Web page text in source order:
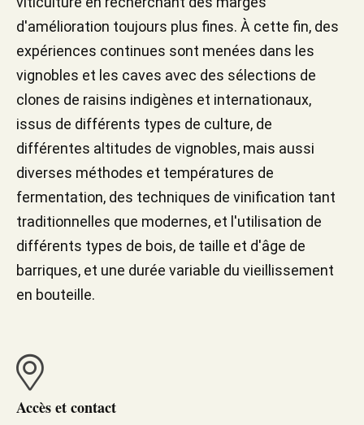
d'amélioration toujours plus fines. À cette fin, des
expériences continues sont menées dans les
vignobles et les caves avec des sélections de
clones de raisins indigènes et internationaux,
issus de différents types de culture, de
différentes altitudes de vignobles, mais aussi
diverses méthodes et températures de
fermentation, des techniques de vinification tant
traditionnelles que modernes, et l'utilisation de
différents types de bois, de taille et d'âge de
barriques, et une durée variable du vieillissement
en bouteille.
Accès et contact